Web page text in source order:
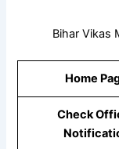
Bihar Vikas
Home
Check